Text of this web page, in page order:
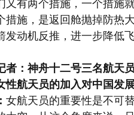
有两个措施，一个措施就
措施，是返回舱抛掉防热
发动机反推，进一步降低
者：神舟十二号三名航天
性航天员的加入对中国发
女航天员的重要性是不可